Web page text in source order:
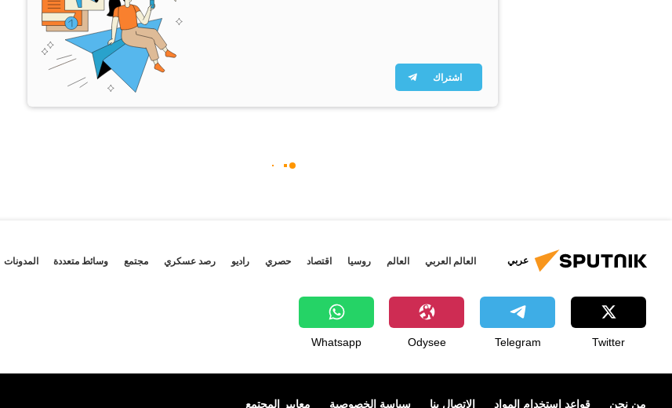
اشتراك
عربي العالم العربي العالم روسيا اقتصاد حصري راديو رصد عسكري مجتمع وسائط متعددة المدونات
Twitter
Telegram
Odysee
Whatsapp
من نحن قواعد استخدام المواد الإتصال بنا سياسة الخصوصية معايير المجتمع